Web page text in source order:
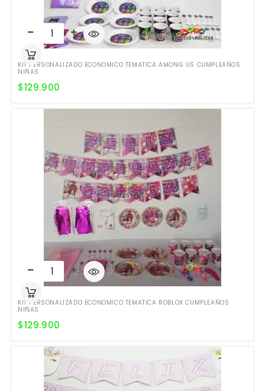
KIT PERSONALIZADO ECONOMICO TEMATICA AMONG US CUMPLEAÑOS
NIÑAS
$129.900
KIT PERSONALIZADO ECONOMICO TEMATICA ROBLOX CUMPLEAÑOS
NIÑAS
$129.900